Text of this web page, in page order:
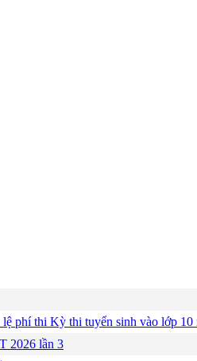
phí thi Kỳ thi tuyển sinh vào lớp 10
2026 lần 3